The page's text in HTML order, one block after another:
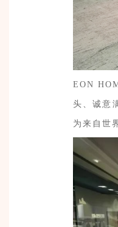
EON
头、诚意
为来自世